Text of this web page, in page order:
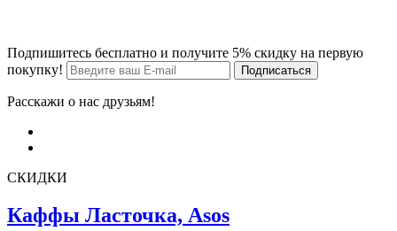
Подпишитесь бесплатно и получите 5% скидку на первую
покупку!
Расскажи о нас друзьям!
СКИДКИ
Каффы Ласточка, Asos